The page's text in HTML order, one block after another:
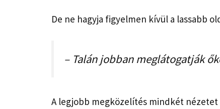
De ne hagyja figyelmen kívül a lassabb
– Talán jobban meglátogatják
A legjobb megközelítés mindkét nézetet